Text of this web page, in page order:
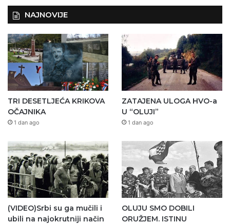
NAJNOVIJE
TRI DESETLJEĆA KRIKOVA
OČAJNIKA
1 dan ago
ZATAJENA ULOGA HVO-a
U “OLUJI”
1 dan ago
(VIDEO)Srbi su ga mučili i
ubili na najokrutniji način
OLUJU SMO DOBILI
ORUŽJEM. ISTINU